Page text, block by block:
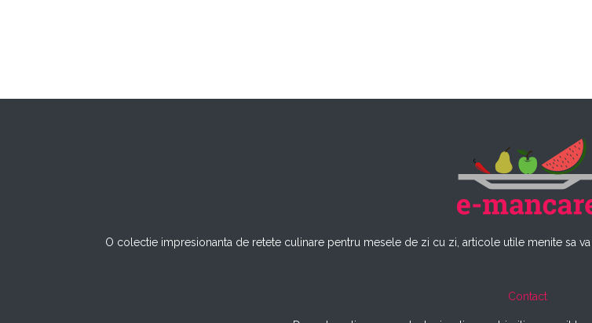
O colectie impresionanta de retete culinare pentru mesele de zi cu zi, articole utile menite sa
Contact